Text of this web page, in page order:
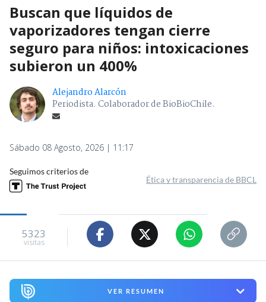
Buscan que líquidos de
vaporizadores tengan cierre
seguro para niños: intoxicaciones
subieron un 400%
Alejandro Alarcón
Periodista. Colaborador de BioBioChile.
Sábado 08 Agosto, 2026 | 11:17
Seguimos criterios de
Ética y transparencia de BBCL
5323
visitas
VER RESUMEN